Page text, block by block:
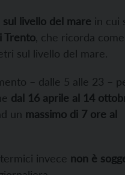
sul livello del mare in cui
Trento , che ricorda
sul livello del mare.
– dalle 5 alle 23 –
dal 16 aprile al 14
un massimo di 7 ore al
invece non è